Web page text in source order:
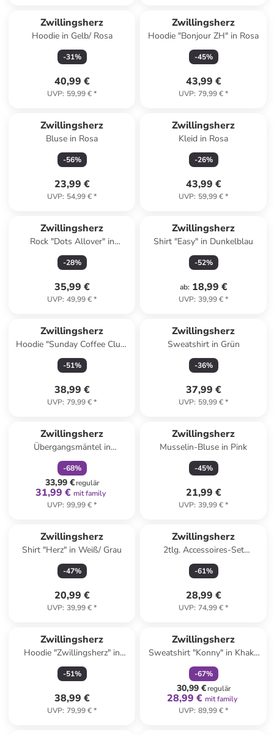
Zwillingsherz
Hoodie in Gelb/ Rosa
-31%
40,99 €
UVP: 59,99 €*
Zwillingsherz
Hoodie "Bonjour ZH" in Rosa
-45%
43,99 €
UVP: 79,99 €*
Zwillingsherz
Bluse in Rosa
-56%
23,99 €
UVP: 54,99 €*
Zwillingsherz
Kleid in Rosa
-26%
43,99 €
UVP: 59,99 €*
Zwillingsherz
Rock "Dots Allover" in
Schwarz
-28%
35,99 €
UVP: 49,99 €*
Zwillingsherz
Shirt "Easy" in Dunkelblau
-52%
ab: 18,99 €
UVP: 39,99 €*
Zwillingsherz
Hoodie "Sunday Coffee Club"
in Rosa
-51%
38,99 €
UVP: 79,99 €*
Zwillingsherz
Sweatshirt in Grün
-36%
37,99 €
UVP: 59,99 €*
Zwillingsherz
Übergangsmäntel in
Hellbraun/ Beige
-68%
33,99 €regulär
31,99 € mit family
UVP: 99,99 €*
Zwillingsherz
Musselin-Bluse in Pink
-45%
21,99 €
UVP: 39,99 €*
Zwillingsherz
Shirt "Herz" in Weiß/ Grau
-47%
20,99 €
UVP: 39,99 €*
Zwillingsherz
2tlg. Accessoires-Set
"Colorful Hearts" in Schwarz/
Bunt
-61%
28,99 €
UVP: 74,99 €*
Zwillingsherz
Hoodie "Zwillingsherz" in
Rosa
-51%
38,99 €
UVP: 79,99 €*
Zwillingsherz
Sweatshirt "Konny" in Khaki/
Rosa
-67%
30,99 €regulär
28,99 € mit family
UVP: 89,99 €*